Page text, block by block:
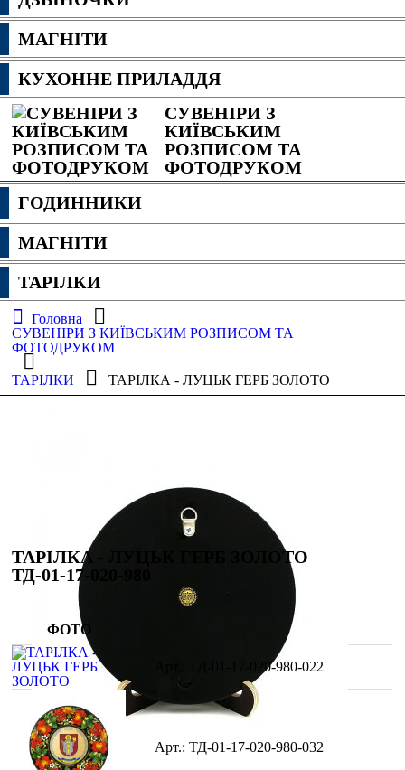
МАГНІТИ
КУХОННЕ ПРИЛАДДЯ
СУВЕНІРИ З
КИЇВСЬКИМ
РОЗПИСОМ ТА
ФОТОДРУКОМ
ГОДИННИКИ
МАГНІТИ
ТАРІЛКИ
Головна
СУВЕНІРИ З КИЇВСЬКИМ РОЗПИСОМ ТА
ФОТОДРУКОМ
ТАРІЛКИ ТАРІЛКА - ЛУЦЬК ГЕРБ ЗОЛОТО
ТАРІЛКА - ЛУЦЬК ГЕРБ ЗОЛОТО
ТД-01-17-020-980
ФОТО
ТД-01-17-020-980-022
ТД-01-17-020-980-032